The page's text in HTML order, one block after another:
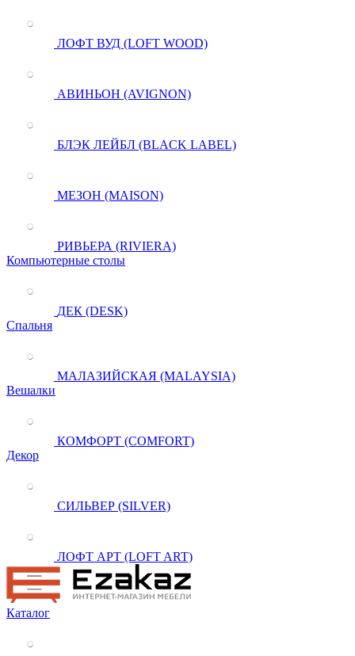
ЛОФТ ВУД (LOFT WOOD)
АВИНЬОН (AVIGNON)
БЛЭК ЛЕЙБЛ (BLACK LABEL)
МЕЗОН (MAISON)
РИВЬЕРА (RIVIERA)
Компьютерные столы
ДЕК (DESK)
Спальня
МАЛАЗИЙСКАЯ (MALAYSIA)
Вешалки
КОМФОРТ (COMFORT)
Декор
СИЛЬВЕР (SILVER)
ЛОФТ АРТ (LOFT ART)
Каталог